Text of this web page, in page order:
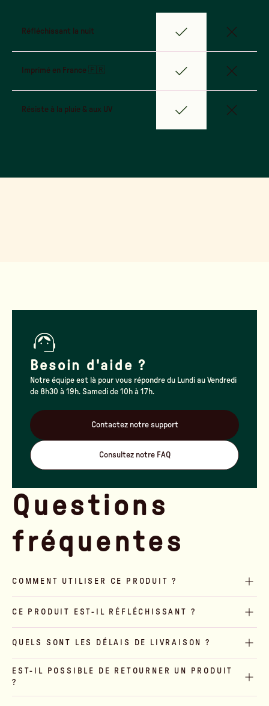
Réfléchissant la nuit
Imprimé en France 🇫🇷
Résiste à la pluie & aux UV
Questions
fréquentes
COMMENT UTILISER CE PRODUIT ?
CE PRODUIT EST-IL RÉFLÉCHISSANT ?
QUELS SONT LES DÉLAIS DE LIVRAISON ?
EST-IL POSSIBLE DE RETOURNER UN PRODUIT
?
Besoin d'aide ?
Notre équipe est là pour vous répondre du Lundi au Vendredi
de 8h30 à 19h. Samedi de 10h à 17h.
Contactez notre support
Consultez notre FAQ